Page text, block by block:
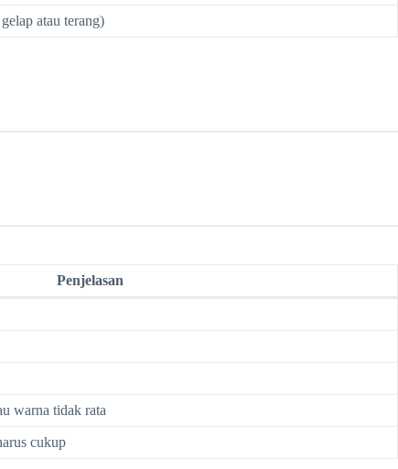
atau terang)
Penjelasan
warna tidak rata
cukup